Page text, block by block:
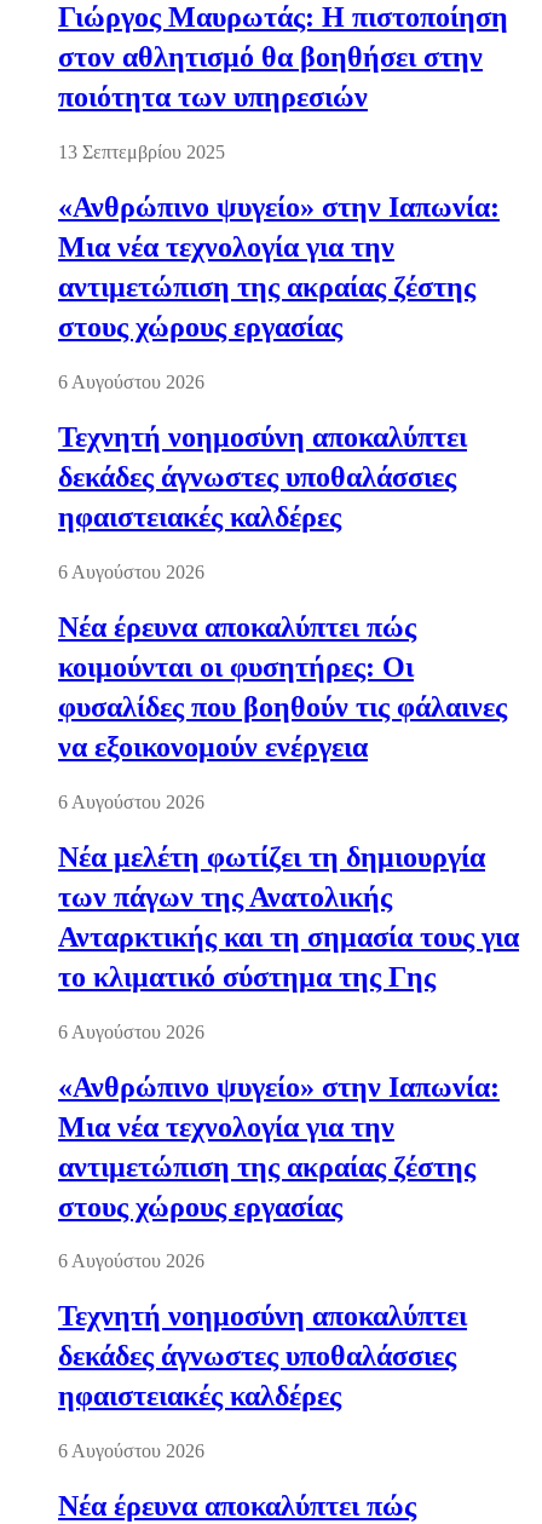
Γιώργος Μαυρωτάς: Η πιστοποίηση
στον αθλητισμό θα βοηθήσει στην
ποιότητα των υπηρεσιών
13 Σεπτεμβρίου 2025
«Ανθρώπινο ψυγείο» στην Ιαπωνία:
Μια νέα τεχνολογία για την
αντιμετώπιση της ακραίας ζέστης
στους χώρους εργασίας
6 Αυγούστου 2026
Τεχνητή νοημοσύνη αποκαλύπτει
δεκάδες άγνωστες υποθαλάσσιες
ηφαιστειακές καλδέρες
6 Αυγούστου 2026
Νέα έρευνα αποκαλύπτει πώς
κοιμούνται οι φυσητήρες: Οι
φυσαλίδες που βοηθούν τις φάλαινες
να εξοικονομούν ενέργεια
6 Αυγούστου 2026
Νέα μελέτη φωτίζει τη δημιουργία
των πάγων της Ανατολικής
Ανταρκτικής και τη σημασία τους για
το κλιματικό σύστημα της Γης
6 Αυγούστου 2026
«Ανθρώπινο ψυγείο» στην Ιαπωνία:
Μια νέα τεχνολογία για την
αντιμετώπιση της ακραίας ζέστης
στους χώρους εργασίας
6 Αυγούστου 2026
Τεχνητή νοημοσύνη αποκαλύπτει
δεκάδες άγνωστες υποθαλάσσιες
ηφαιστειακές καλδέρες
6 Αυγούστου 2026
Νέα έρευνα αποκαλύπτει πώς